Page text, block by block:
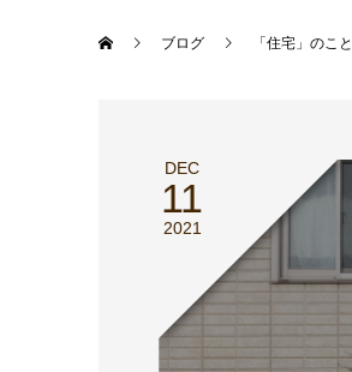
ブログ 「住宅」のこと
DEC
11
2021